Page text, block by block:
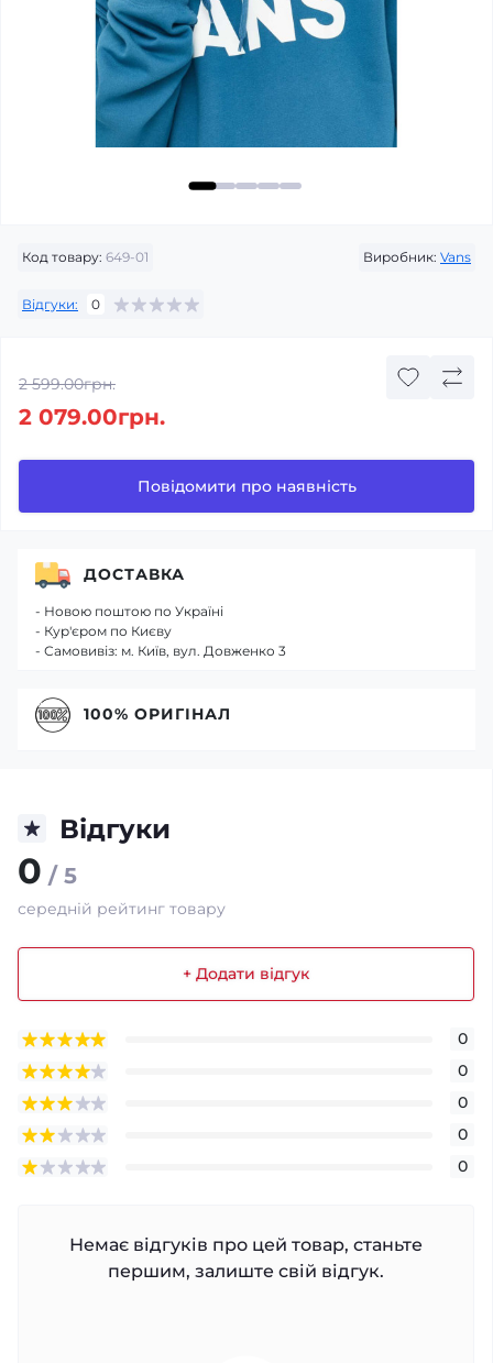
Код товару: 649-01 Виробник: Vans
Відгуки: 0
2 599.00грн.
2 079.00грн.
Повідомити про наявність
Відгуки
0 / 5
середній рейтинг товару
+ Додати відгук
0
0
0
0
0
Немає відгуків про цей товар, станьте
першим, залиште свій відгук.
ДОСТАВКА
- Новою поштою по Україні
- Кур'єром по Києву
- Самовивіз: м. Київ, вул. Довженко 3
100% ОРИГІНАЛ